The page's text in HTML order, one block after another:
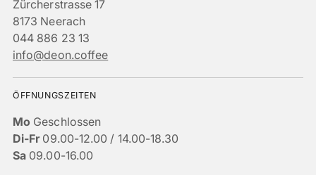
Zürcherstrasse 17
8173 Neerach
044 886 23 13
info@deon.coffee
ÖFFNUNGSZEITEN
Mo Geschlossen
Di-Fr09.00-12.00 / 14.00-18.30
Sa 09.00-16.00